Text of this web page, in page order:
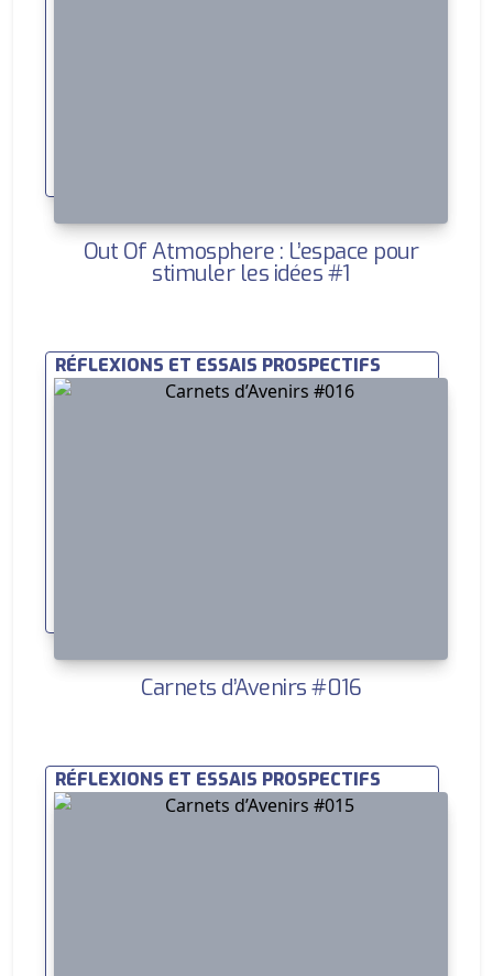
Out Of Atmosphere : L’espace pour
stimuler les idées #1
RÉFLEXIONS ET ESSAIS PROSPECTIFS
Carnets d’Avenirs #016
RÉFLEXIONS ET ESSAIS PROSPECTIFS